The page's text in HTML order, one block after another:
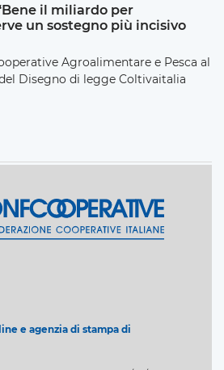
il miliardo per
un sostegno più incisivo
Agroalimentare e Pesca al
Disegno di legge Coltivaitalia
e agenzia di stampa di